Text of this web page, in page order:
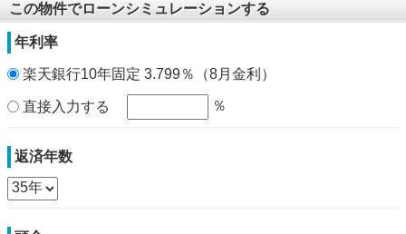
この物件でローンシミュレーションする
年利率
楽天銀行10年固定 3.799％（8月金利）
直接入力する ％
返済年数